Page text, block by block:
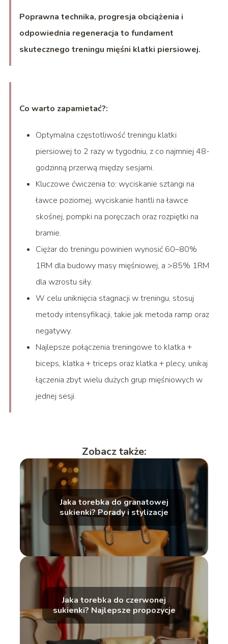
Poprawna technika, progresja obciążenia i
odpowiednia regeneracja to fundament
skutecznego treningu mięśni klatki piersiowej.
Co warto zapamietać?:
Optymalna częstotliwość treningu klatki
piersiowej to 2 razy w tygodniu, z co najmniej 48-
godzinną przerwą między sesjami.
Kluczowe ćwiczenia to: wyciskanie sztangi na
ławce poziomej, wyciskanie hantli na ławce
skośnej, pompki na poręczach oraz rozpiętki na
bramie.
Ciężar do treningu powinien wynosić 60–80%
1RM dla budowy masy mięśniowej, a >85% 1RM
dla wzrostu siły.
W celu uniknięcia stagnacji w treningu, stosuj
metody intensyfikacji, takie jak metoda ramp oraz
negatywy.
Najlepsze połączenia treningowe to klatka +
biceps, klatka + triceps oraz klatka + plecy, unikaj
łączenia zbyt wielu dużych grup mięśniowych w
jednej sesji.
Zobacz także:
Jaka torebka do granatowej
sukienki? Porady i stylizacje
Jaka torebka do czerwonej
sukienki? Najlepsze propozycje